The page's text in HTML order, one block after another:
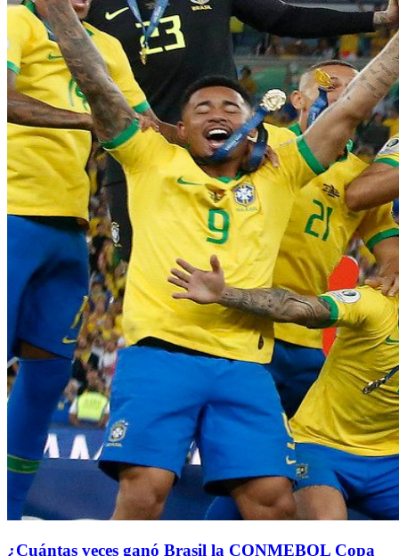
¿Cuántas veces ganó Brasil la CONMEBOL Copa